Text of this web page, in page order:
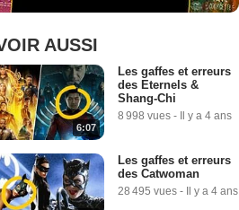
AUSSI
6:07
Les gaffes et erreurs
des Eternels &
Shang-Chi
8 998 vues - Il y a 4 ans
Les gaffes et erreurs
des Catwoman
28 495 vues - Il y a 4 ans